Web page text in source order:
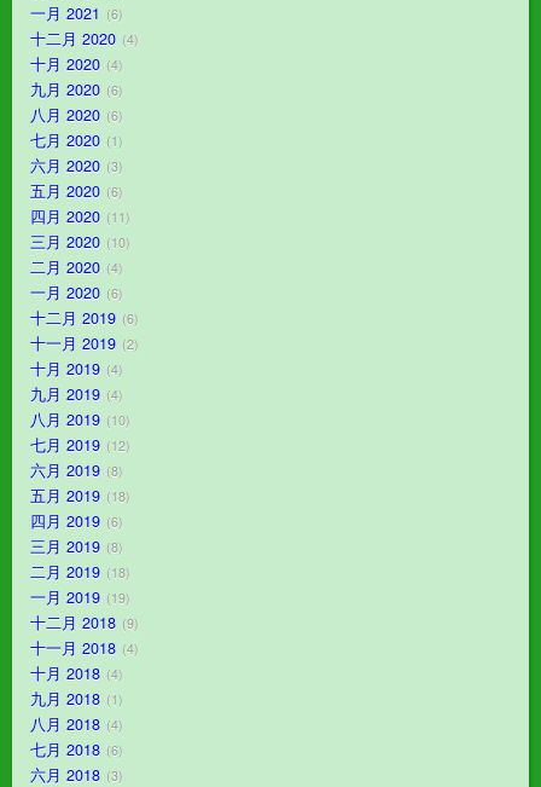
一月 2021 6
十二月 2020 4
十月 2020 4
九月 2020 6
八月 2020 6
七月 2020 1
六月 2020 3
五月 2020 6
四月 2020 11
三月 2020 10
二月 2020 4
一月 2020 6
十二月 2019 6
十一月 2019 2
十月 2019 4
九月 2019 4
八月 2019 10
七月 2019 12
六月 2019 8
五月 2019 18
四月 2019 6
三月 2019 8
二月 2019 18
一月 2019 19
十二月 2018 9
十一月 2018 4
十月 2018 4
九月 2018 1
八月 2018 4
七月 2018 6
六月 2018 3